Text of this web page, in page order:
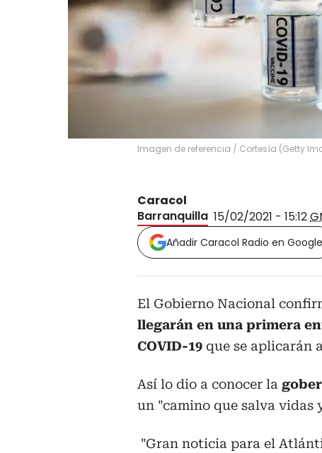
Imagen de referencia / Cortesía (Getty
Caracol
Barranquilla 15/02/2021 - 15:12
Añadir Caracol Radio en Google
El Gobierno Nacional
llegarán en una primera
COVID-19 que se aplicarán
Así lo dio a conocer la
un "camino que salva vidas
"Gran noticia para el